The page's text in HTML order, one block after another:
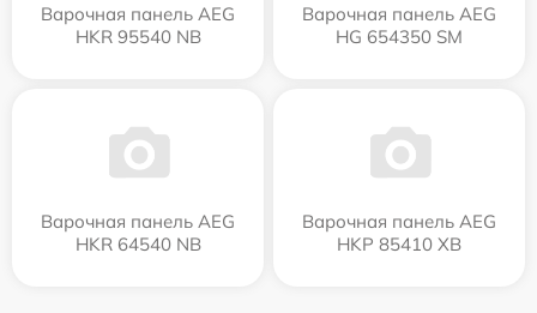
Варочная панель AEG
HKR 95540 NB
Варочная панель AEG
HG 654350 SM
Варочная панель AEG
HKR 64540 NB
Варочная панель AEG
HKP 85410 XB